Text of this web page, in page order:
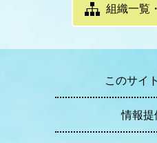
組織一覧
このサイ
情報提